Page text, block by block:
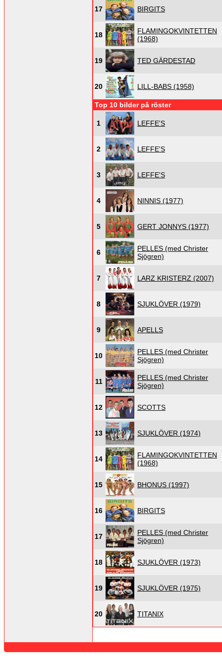
17 BIRGITS
18
FLAMINGOKVINTETTEN
(1968)
19 TED GÄRDESTAD
20 LILL-BABS (1958)
Top 10 bilder på röster
1 LEFFE'S
2 LEFFE'S
3 LEFFE'S
4 NINNIS (1977)
5 GERT JONNYS (1977)
6
PELLES (med Christer
Sjögren)
7 LARZ KRISTERZ (2007)
8 SJUKLÖVER (1979)
9 APELLS
10
PELLES (med Christer
Sjögren)
11
PELLES (med Christer
Sjögren)
12 SCOTTS
13 SJUKLÖVER (1974)
14
FLAMINGOKVINTETTEN
(1968)
15 BHONUS (1997)
16 BIRGITS
17
PELLES (med Christer
Sjögren)
18 SJUKLÖVER (1973)
19 SJUKLÖVER (1975)
20 TITANIX